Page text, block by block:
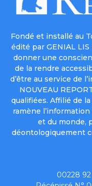
Fondé et installé au
édité par GENIAL
donner une
de la rendre
d’être au service de
NOUVEAU
qualifiées. Affilié de la
ramène
et du monde,
déontologiquement
00228